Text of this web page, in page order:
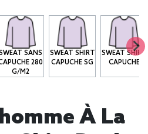
SANS
280
G/M2
SWEAT SHIRT
CAPUCHE SG
SWEAT SHIRT
CAPUCHE
À La